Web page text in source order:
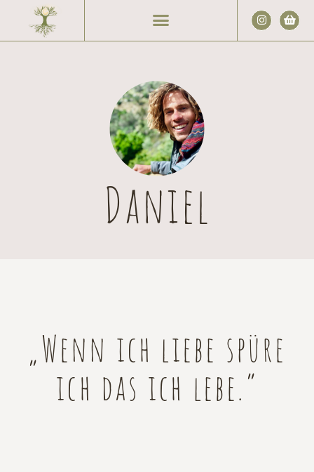
Daniel
„Wenn ich liebe spüre
ich das ich lebe.”